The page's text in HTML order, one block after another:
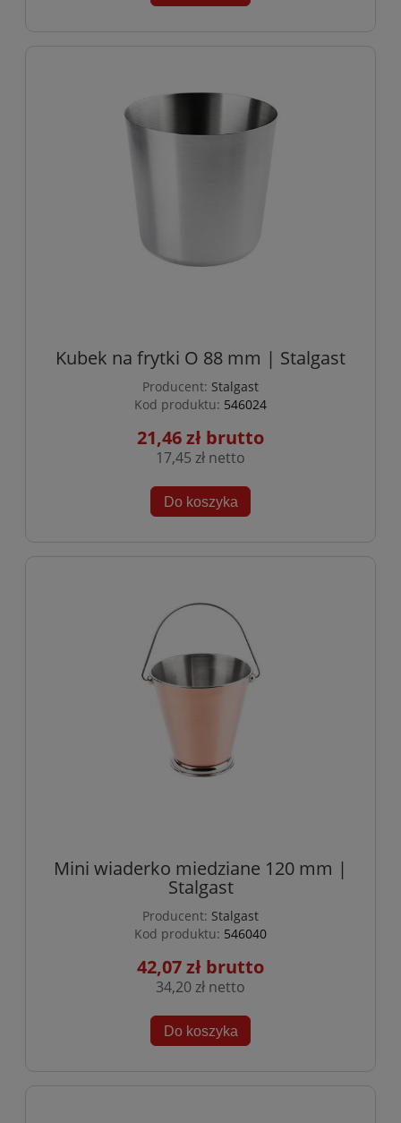
Kubek na frytki O 88 mm | Stalgast
Producent: Stalgast
Kod produktu: 546024
21,46 zł
17,45 zł
Do koszyka
Mini wiaderko miedziane 120 mm |
Stalgast
Producent: Stalgast
Kod produktu: 546040
42,07 zł
34,20 zł
Do koszyka